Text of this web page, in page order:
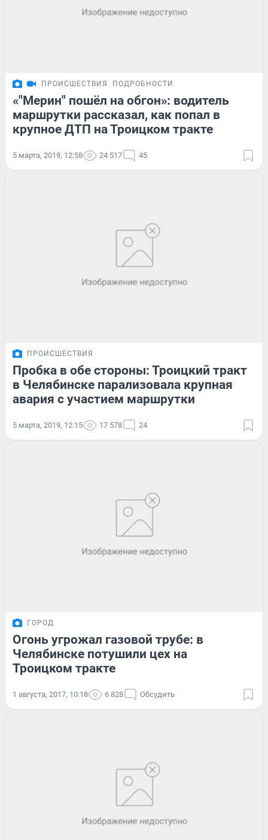
ПРОИСШЕСТВИЯ ПОДРОБНОСТИ
«"Мерин" пошёл на обгон»: водитель
маршрутки рассказал, как попал в
крупное ДТП на Троицком тракте
5 марта, 2019, 12:58 24 517 45
ПРОИСШЕСТВИЯ
Пробка в обе стороны: Троицкий тракт
в Челябинске парализовала крупная
авария с участием маршрутки
5 марта, 2019, 12:15 17 578 24
ГОРОД
Огонь угрожал газовой трубе: в
Челябинске потушили цех на
Троицком тракте
1 августа, 2017, 10:18 6 828 Обсудить